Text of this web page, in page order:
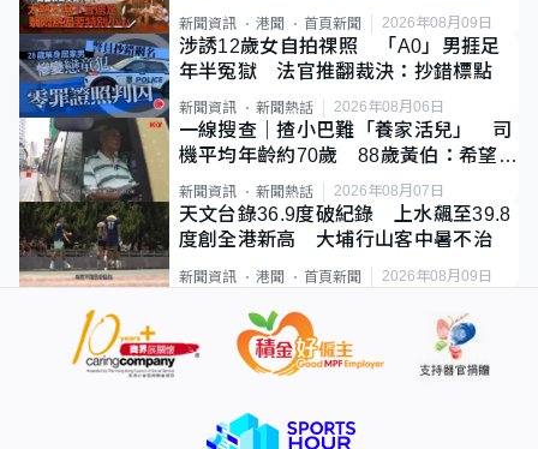
足
新聞資訊 港聞 首頁新聞 2026年08月09日
涉誘12歲女自拍祼照 「A0」男捱足
年半冤獄 法官推翻裁決：抄錯標點
新聞資訊 新聞熱話 2026年08月06日
一線搜查｜揸小巴難「養家活兒」 司
機平均年齡約70歲 88歲黃伯：希望一
直揸落去
新聞資訊 新聞熱話 2026年08月07日
天文台錄36.9度破紀錄 上水飆至39.8
度創全港新高 大埔行山客中暑不治
新聞資訊 港聞 首頁新聞 2026年08月09日